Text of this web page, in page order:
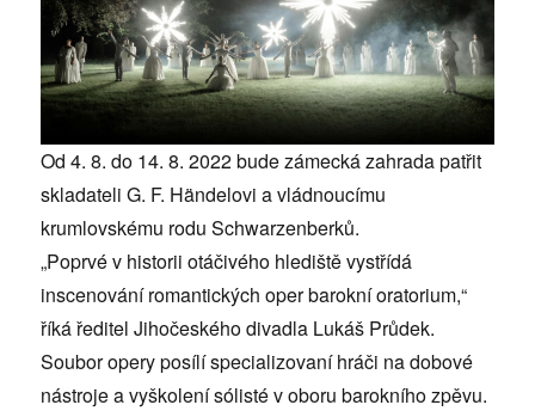
Od 4. 8. do 14. 8. 2022 bude zámecká zahrada patřit
skladateli G. F. Händelovi a vládnoucímu
krumlovskému rodu Schwarzenberků.
„Poprvé v historii otáčivého hlediště vystřídá
inscenování romantických oper barokní oratorium,“
říká ředitel Jihočeského divadla Lukáš Průdek.
Soubor opery posílí specializovaní hráči na dobové
nástroje a vyškolení sólisté v oboru barokního zpěvu.